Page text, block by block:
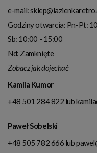
e-mail:
Godziny otwarcia: Pn-Pt:
Sb: 10:00 - 15:00
Nd: Zamknięte
Zobacz jak dojechać
Kamila Kumor
+48 501 284 822 lub
Paweł Sobelski
+48 505 782 666 lub